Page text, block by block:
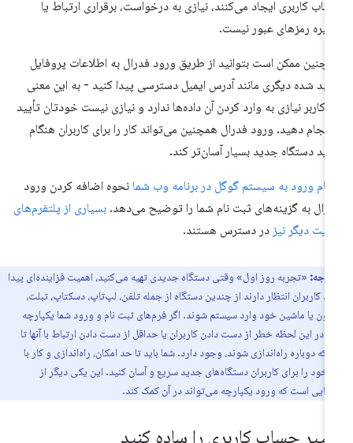
کاربری ایجاد می‌کنند، نیازی به درخواست، برقراری ارتباط یا
رمزهای عبور نیست.
ممکن است بتوانید از طریق ورود فدرال به اطلاعات پروفایل
شده دیگری مانند آدرس ایمیل دسترسی پیدا کنید - به این معنی
کاربر نیازی به وارد کردن آن داده‌ها ندارد و نیازی نیست خودتان تأیید
انجام دهید. ورود فدرال همچنین می‌تواند کار را برای کاربران هنگام
دستگاه جدید بسیار آسان‌تر کند.
ورود به سیستم گوگل در برنامه وب شما نحوه اضافه کردن ورود
به گزینه‌های ثبت نام شما را توضیح می‌دهد.بسیاری از پلتفرم‌های
دیگر نیزدر دسترس هستند.
«تجربه روز اول» وقتی دستگاه جدیدی تهیه می‌کنید، اهمیت فزاینده‌ای پیدا
کاربران انتظار دارند از چندین دستگاه از جمله تلفن، لپ‌تاپ، دسکتاپ، تبلت،
یا ماشین خود وارد سیستم شوند. اگر فرم‌های ثبت نام و ورود شما یکپارچه
در این لحظه خطر از دست دادن کاربران یا حداقل از دست دادن ارتباط با آنها تا
که دوباره راه‌اندازی شوند، وجود دارد. شما باید تا حد امکان، راه‌اندازی و کار با
خود را برای کاربران دستگاه‌های جدید سریع و آسان کنید. این یکی دیگر از
است که ورود یکپارچه می‌تواند در آن کمک کند.
حساب کاربری را ساده کنید